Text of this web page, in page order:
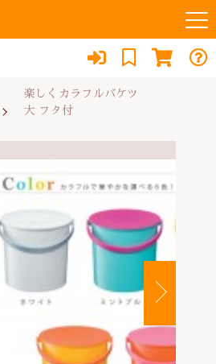
楽しくカラフルバケツ
大 フタ付
ました
カラフルバケツ
ピングを続ける
トを確認する
お知らせ
スタッフ紹介
よくある質問
79-1184
：土・日・祝日
ルス対策・除菌
リフォーム
消臭
便利品
すべて
な行
か行
さ行
た行
～